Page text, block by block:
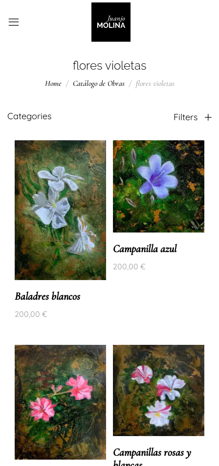
flores violetas
Home Catálogo de Obras flores violetas
Categories Filters
Baladres blancos
200,00 €
Campanilla azul
200,00 €
Campanillas rosas y